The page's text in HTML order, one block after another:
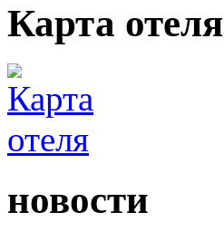
Карта отеля
новости